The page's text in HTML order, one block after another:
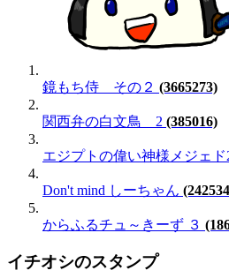
鏡もち侍 その２ (3665273)
関西弁の白文鳥 2 (385016)
エジプトの偉い神様メジェド
Don't mind しーちゃん
からふるチュ～きーず ３
イチオシのスタンプ